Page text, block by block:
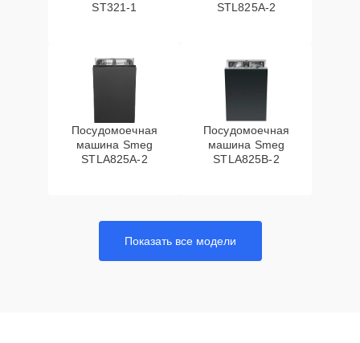
ST321-1
STL825A-2
Посудомоечная
машина Smeg
STLA825A-2
Посудомоечная
машина Smeg
STLA825B-2
Показать все модели